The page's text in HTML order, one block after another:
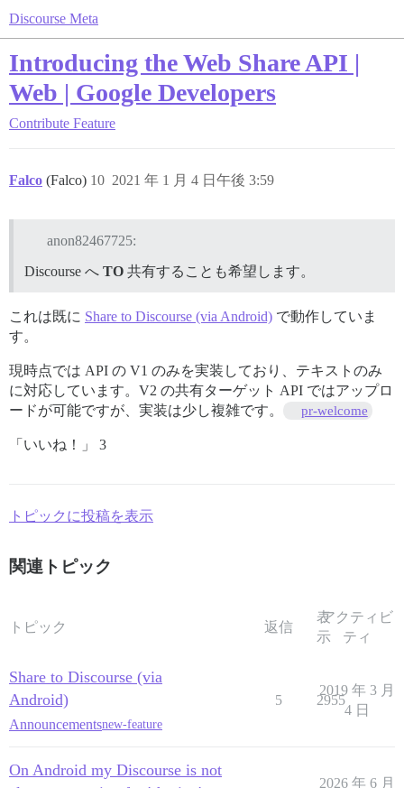
Discourse Meta
Introducing the Web Share API |
Web | Google Developers
Contribute Feature
Falco (Falco) 2021 年 1 月 4 日午後 3:59
10
anon82467725:
Discourse へ TO 共有することも希望します。
これは既に Share to Discourse (via Android) で動作していま
す。
現時点では API の V1 のみを実装しており、テキストのみ
に対応しています。V2 の共有ターゲット API ではアップロ
ードが可能ですが、実装は少し複雑です。
pr-welcome
「いいね！」 3
トピックに投稿を表示
関連トピック
トピック 返信
表
示
アクティビ
ティ
Share to Discourse (via
Android)
Announcementsnew-feature
5 2955
2019 年 3 月
4 日
On Android my Discourse is not
2026 年 6 月